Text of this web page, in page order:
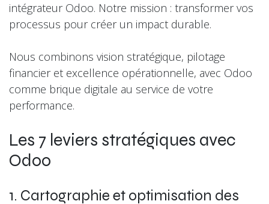
intégrateur Odoo. Notre mission : transformer vos
processus pour créer un impact durable.
Nous combinons vision stratégique, pilotage
financier et excellence opérationnelle, avec Odoo
comme brique digitale au service de votre
performance.
Les 7 leviers stratégiques avec
Odoo
1. Cartographie et optimisation des